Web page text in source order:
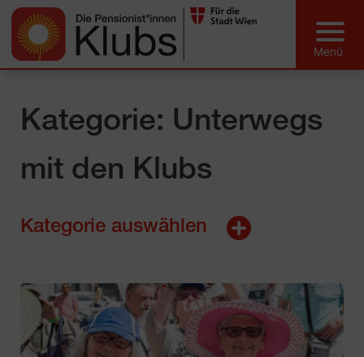
Kategorie: Unterwegs
mit den Klubs
Kategorie auswählen